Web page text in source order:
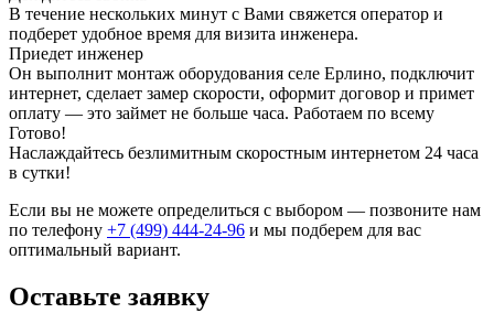
В течение нескольких минут с Вами свяжется оператор и
подберет удобное время для визита инженера.
Приедет инженер
Он выполнит монтаж оборудования селе Ерлино, подключит
интернет, сделает замер скорости, оформит договор и примет
оплату — это займет не больше часа. Работаем по всему
Готово!
Наслаждайтесь безлимитным скоростным интернетом 24 часа
в сутки!
Если вы не можете определиться с выбором — позвоните нам
по телефону +7 (499) 444-24-96 и мы подберем для вас
оптимальный вариант.
Оставьте заявку